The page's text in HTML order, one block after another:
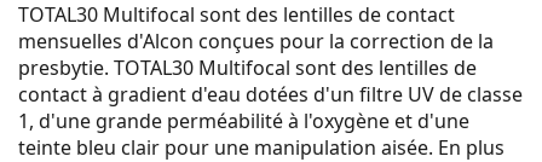
TOTAL30 Multifocal sont des lentilles de contact
mensuelles d'Alcon conçues pour la correction de la
presbytie. TOTAL30 Multifocal sont des lentilles de
contact à gradient d'eau dotées d'un filtre UV de classe
1, d'une grande perméabilité à l'oxygène et d'une
teinte bleu clair pour une manipulation aisée. En plus